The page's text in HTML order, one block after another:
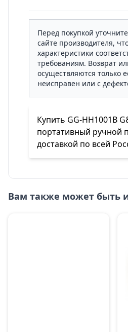
Перед покупкой
сайте производителя,
характеристики
требованиям. Возврат
осуществляются только
неисправен или с
Купить GG-HH1001B
портативный ручной
доставкой по всей
Вам также может быть